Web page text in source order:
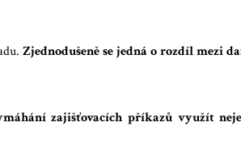
Zjednodušeně se jedná o rozdíl mezi
zajišťovacích příkazů využít